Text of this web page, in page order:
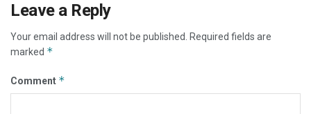
Leave a Reply
Your email address will not be published.
Required fields are
marked *
Comment *